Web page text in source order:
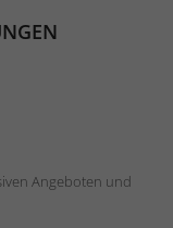
Angeboten und